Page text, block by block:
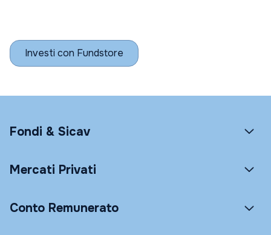
Investi con Fundstore
Fondi & Sicav
Mercati Privati
Conto Remunerato